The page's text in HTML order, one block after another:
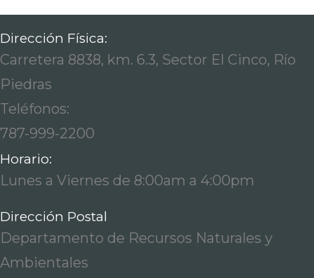
Dirección Física:
Carretera 8838, km. 6.3, Sector El Cinco, Río
Piedras
Teléfonos:
787-999-2200
Horario:
Lunes a Viernes de 8:00am a 4:00pm
Dirección Postal
Departamento de Recursos Naturales y
Ambientales